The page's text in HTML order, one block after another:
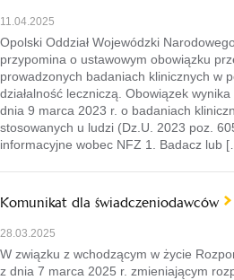
11.04.2025
Opolski Oddział Wojewódzki
przypomina o ustawowym obowiązku
prowadzonych badaniach klinicznych w
działalność leczniczą. Obowiązek
dnia 9 marca 2023 r. o badaniach
stosowanych u ludzi (Dz.U. 2023 poz.
informacyjne wobec NFZ 1. Badacz lub
Komunikat dla świadczeniodawców
28.03.2025
W związku z wchodzącym w życie
z dnia 7 marca 2025 r. zmieniającym